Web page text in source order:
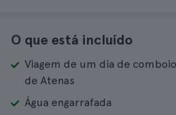
O que está incluído
Viagem de um dia de
de Atenas
Água engarrafada